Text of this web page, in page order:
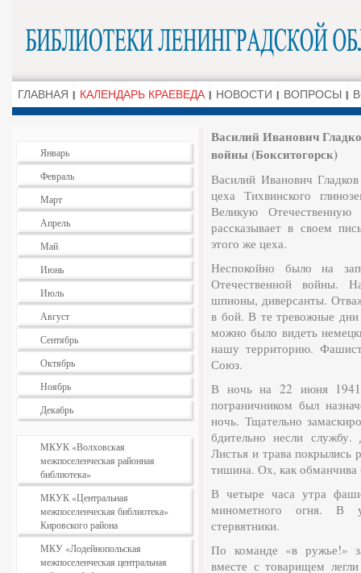
ГЛАВНАЯ КАЛЕНДАРЬ КРАЕВЕДА НОВОСТИ ВОПРОСЫ
Январь
Февраль
Март
Апрель
Май
Июнь
Июль
Август
Сентябрь
Октябрь
Ноябрь
Декабрь
МКУК «Волховская
межпоселенческая районная
библиотека»
МКУК «Центральная
межпоселенческая библиотека»
Кировского района
МКУ «Лодейнопольская
межпоселенческая центральная
Василий Иванович
войны (Бокситогорск)
Василий Иванович
цеха Тихвинского
Великую
рассказывает в своем
этого же цеха.
Неспокойно было на
Отечественной войны.
шпионы, диверсанты.
в бой. В те тре­вожные дни
можно было видеть
нашу территорию.
Союз.
В ночь на 22 июня 1941
пограничником был
ночь. Тщательно
бдительно несли службу.
Листья и трава покрылись
тишина. Ох, как
В четыре часа утра
минометного огня. В
стервятники.
По команде «в ружье!»
вместе с товарищем